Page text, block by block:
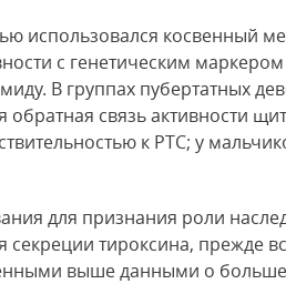
использовался косвенный
с генетическим
В группах пубертатных
обратная связь активности
к РТС; у
для признания роли
тироксина, прежде
выше данными о